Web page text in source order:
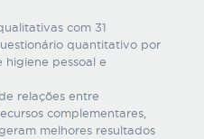
com 31
quantitativo por
higiene pessoal e
relações entre
complementares,
melhores resultados